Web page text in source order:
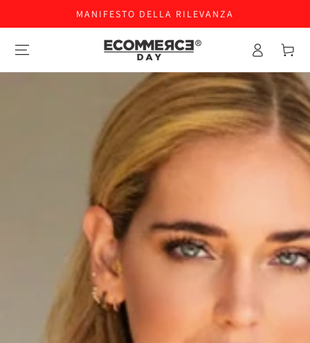
MANIFESTO DELLA RILEVANZA
Accesso Carello